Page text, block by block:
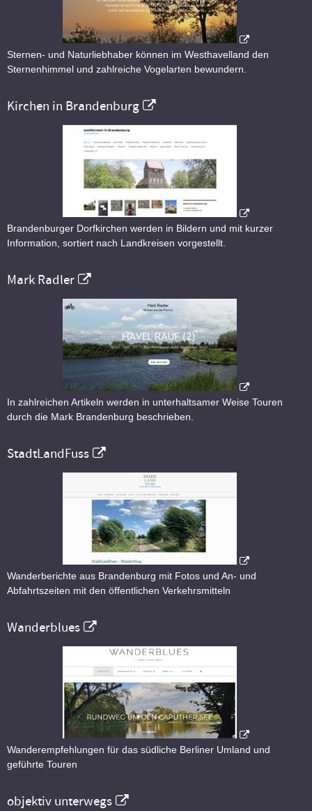
Sternen- und Naturliebhaber können im Westhavelland den
Sternenhimmel und zahlreiche Vogelarten bewundern.
Kirchen in Brandenburg
Brandenburger Dorfkirchen werden in Bildern und mit kurzer
Information, sortiert nach Landkreisen vorgestellt.
Mark Radler
In zahlreichen Artikeln werden in unterhaltsamer Weise Touren
durch die Mark Brandenburg beschrieben.
StadtLandFuss
Wanderberichte aus Brandenburg mit Fotos und An- und
Abfahrtszeiten mit den öffentlichen Verkehrsmitteln
Wanderblues
Wanderempfehlungen für das südliche Berliner Umland und
geführte Touren
objektiv unterwegs